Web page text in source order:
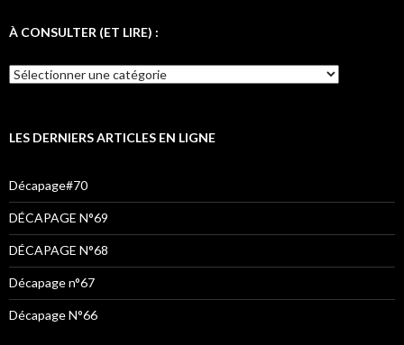
e
o
t
e
t
g
m
À CONSULTER (ET LIRE) :
À
CONSULTER
:LES DERNIERS ARTICLES EN LIGNE
Décapage#70
DÉCAPAGE N°69
DÉCAPAGE N°68
Décapage n°67
Décapage N°66